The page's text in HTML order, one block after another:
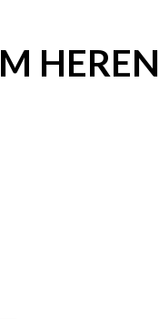
HEREN